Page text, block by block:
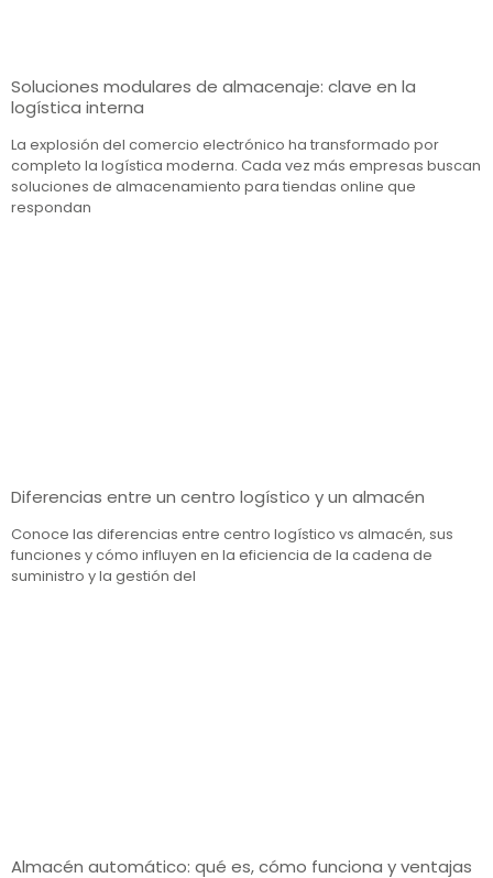
Soluciones modulares de almacenaje: clave en la
logística interna
La explosión del comercio electrónico ha transformado por
completo la logística moderna. Cada vez más empresas buscan
soluciones de almacenamiento para tiendas online que
respondan
Diferencias entre un centro logístico y un almacén
Conoce las diferencias entre centro logístico vs almacén, sus
funciones y cómo influyen en la eficiencia de la cadena de
suministro y la gestión del
Almacén automático: qué es, cómo funciona y ventajas